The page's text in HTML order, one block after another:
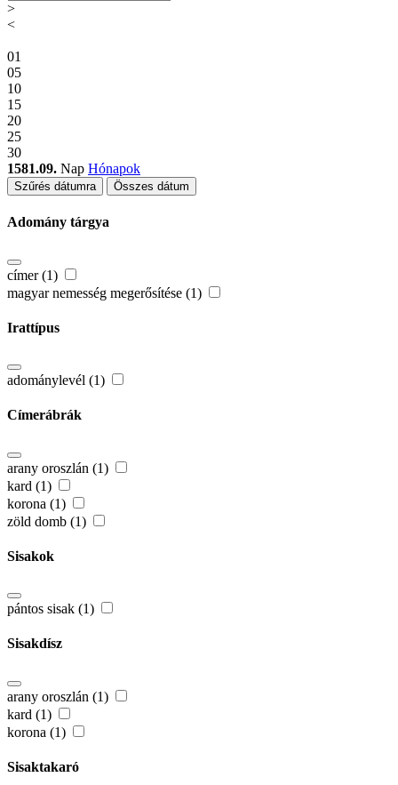
>
<
01
05
10
15
20
25
30
1581.09. Nap Hónapok
Szűrés dátumra Összes dátum
Adomány tárgya
címer (1)
magyar nemesség megerősítése (1)
Irattípus
adománylevél (1)
Címerábrák
arany oroszlán (1)
kard (1)
korona (1)
zöld domb (1)
Sisakok
pántos sisak (1)
Sisakdísz
arany oroszlán (1)
kard (1)
korona (1)
Sisaktakaró